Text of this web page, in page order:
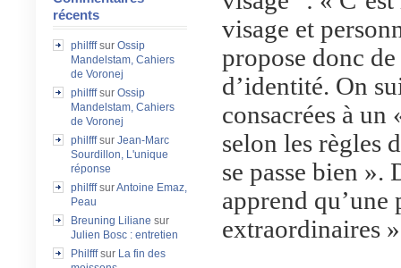
récents
philfffsur Ossip
Mandelstam, Cahiers
de Voronej
philfffsur Ossip
Mandelstam, Cahiers
de Voronej
philfffsur Jean-Marc
Sourdillon, L'unique
réponse
philfffsurAntoine Emaz,
Peau
Breuning Liliane sur
Julien Bosc : entretien
Philfffsur La fin des
visage et
propose donc
d’identité. On
consacrées à un
selon les règles
se passe bien ».
apprend qu’une
extraordinaires